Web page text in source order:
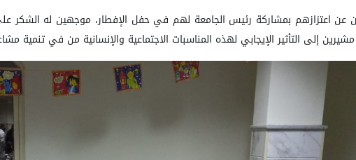
عن اعتزازهم بمشاركة رئيس الجامعة لهم في حفل الإفطار، موجهين له الشكر
إلى التأثير الإيجابي لهذه المناسبات الاجتماعية والإنسانية من في تنمية